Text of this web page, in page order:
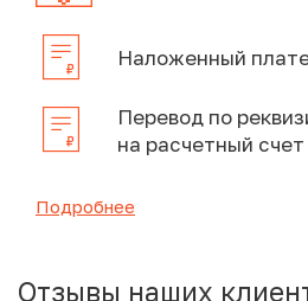
Наложенный
Перевод по
на расчетный счет
Подробнее
Отзывы наших